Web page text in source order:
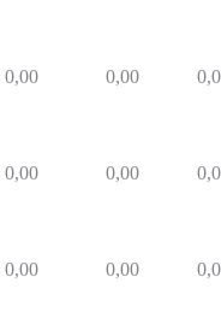
0,00 0,00
0,00 0,00
0,00 0,00